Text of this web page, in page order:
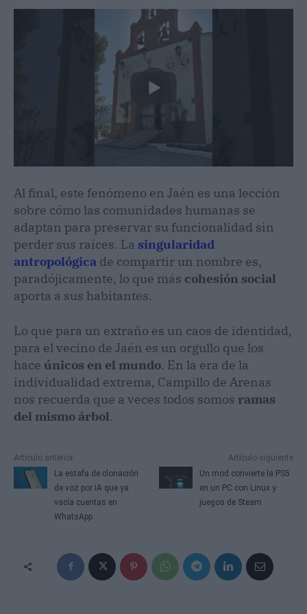
Al final, este fenómeno en Jaén es una lección
sobre cómo las comunidades humanas se
adaptan para preservar su funcionalidad sin
perder sus raíces. La singularidad
antropológica de compartir un nombre es,
paradójicamente, lo que más cohesión social
aporta a sus habitantes.
Lo que para un extraño es un caos de identidad,
para el vecino de Jaén es un orgullo que los
hace únicos en el mundo. En la era de la
individualidad extrema, Campillo de Arenas
nos recuerda que a veces todos somos ramas
del mismo árbol.
Artículo anterior
La estafa de clonación
de voz por IA que ya
vacía cuentas en
WhatsApp
Artículo siguiente
Un mod convierte la PS5
en un PC con Linux y
juegos de Steam